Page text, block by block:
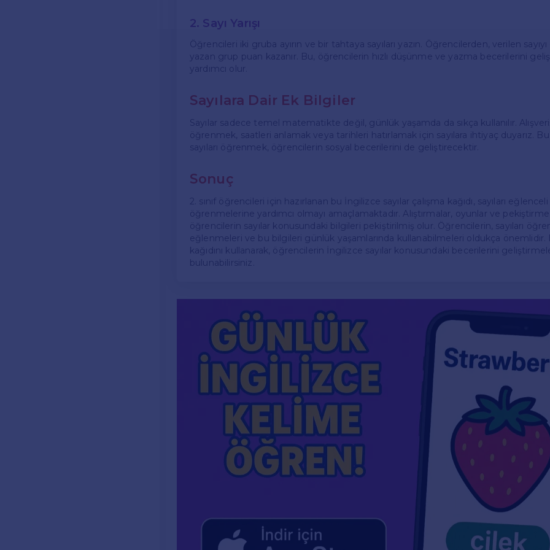
2. Sayı Yarışı
Öğrencileri iki gruba ayırın ve bir tahtaya sayıları yazın. Öğrencilerden, verilen sayıyı
yazan grup puan kazanır. Bu, öğrencilerin hızlı düşünme ve yazma becerilerini
yardımcı olur.
Sayılara Dair Ek Bilgiler
Sayılar sadece temel matematikte değil, günlük yaşamda da sıkça kullanılır.
öğrenmek, saatleri anlamak veya tarihleri hatırlamak için sayılara ihtiyaç duyarız.
sayıları öğrenmek, öğrencilerin sosyal becerilerini de geliştirecektir.
Sonuç
2. sınıf öğrencileri için hazırlanan bu İngilizce sayılar çalışma kağıdı, sayıları
öğrenmelerine yardımcı olmayı amaçlamaktadır. Alıştırmalar, oyunlar ve
öğrencilerin sayılar konusundaki bilgileri pekiştirilmiş olur. Öğrencilerin, sayıları
eğlenmeleri ve bu bilgileri günlük yaşamlarında kullanabilmeleri oldukça önemlidir.
kağıdını kullanarak, öğrencilerin İngilizce sayılar konusundaki becerilerini
bulunabilirsiniz.